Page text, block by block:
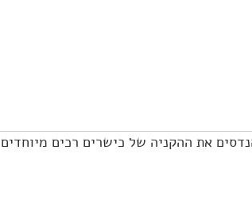
את ההקניה של כישרים רכים מיוחדים